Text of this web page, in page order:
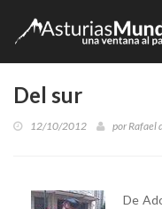
Del sur
12/10/2012 porRafael
De